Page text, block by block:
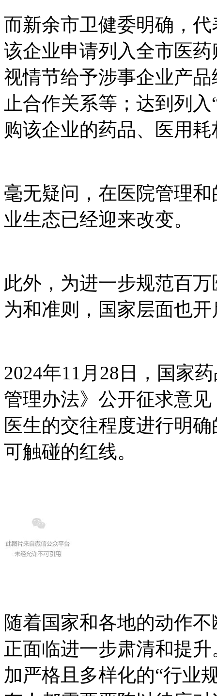
而新余市卫健委明确，
该企业申请列入全市医
视情节给予涉事企业产
止合作关系等；达到列
购该企业的药品、医用
毫无疑问，在医院管理
业生态已经迎来改变。
此外，为进一步规范百
为和准则，国家层面也
2024年11月28日，国家
管理办法》公开征求意
医生的交往程度进行明
可触碰的红线。
随着国家和各地的动作
正面临进一步肃清和提
加严格且多样化的“行业